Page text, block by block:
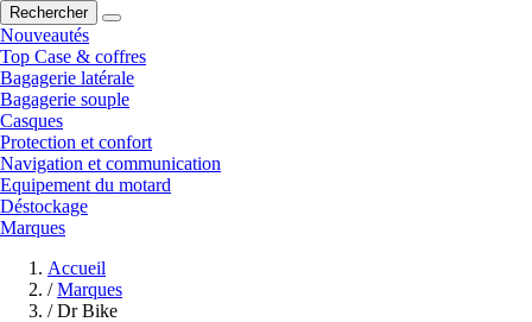
Rechercher
Nouveautés
Top Case & coffres
Bagagerie latérale
Bagagerie souple
Casques
Protection et confort
Navigation et communication
Equipement du motard
Déstockage
Marques
Accueil
/ Marques
/ Dr Bike